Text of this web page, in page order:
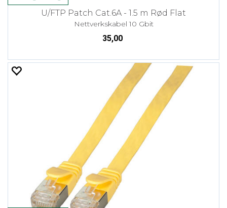
U/FTP Patch Cat.6A - 1.5 m Rød Flat
Nettverkskabel 10 Gbit
35,00